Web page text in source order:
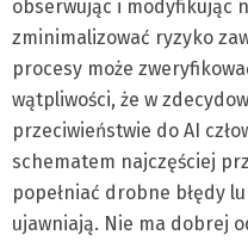
obserwując i modyfikując
zminimalizować ryzyko
procesy może
wątpliwości, że w
przeciwieństwie do AI
schematem najczęściej
popełniać drobne błędy
ujawniają. Nie ma dobrej